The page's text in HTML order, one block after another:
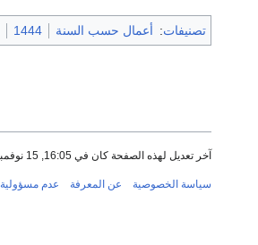
تصنيفات: أعمال حسب السنة 1444
آخر تعديل لهذه الصفحة كان في 16:05, 15 نوفمبر 2013.
سياسة الخصوصية عن المعرفة عدم مسؤولية